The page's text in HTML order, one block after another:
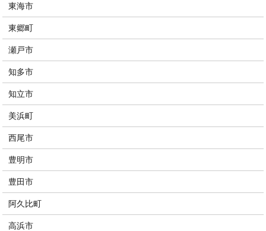
東海市
東郷町
瀬戸市
知多市
知立市
美浜町
西尾市
豊明市
豊田市
阿久比町
高浜市